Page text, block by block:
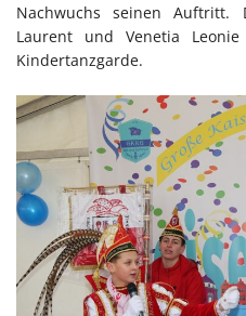
Nachwuchs seinen Auftritt.
Laurent und Venetia
Kindertanzgarde.